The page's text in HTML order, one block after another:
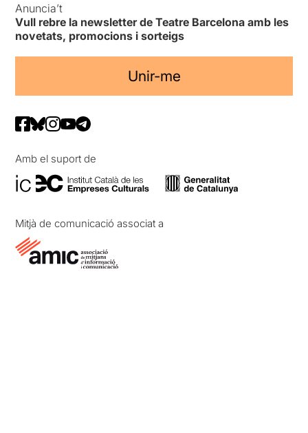
Anuncia’t
Vull rebre la newsletter de Teatre Barcelona amb les
novetats, promocions i sorteigs
Unir-me
Amb el suport de
Mitjà de comunicació associat a